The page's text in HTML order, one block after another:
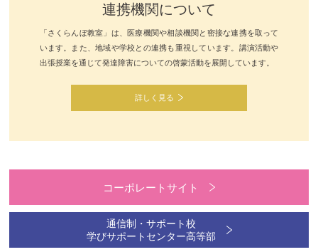
連携機関について
「さくらんぼ教室」は、医療機関や相談機関と密接な連携を取って
います。また、地域や学校との連携も重視しています。講演活動や
出張授業を通じて発達障害についての啓蒙活動を展開しています。
詳しく見る
コーポレートサイト
通信制・サポート校
学びサポートセンター高等部